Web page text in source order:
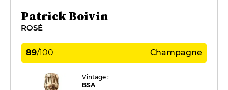
Patrick Boivin
ROSÉ
89/100 Champagne
Vintage :
BSA